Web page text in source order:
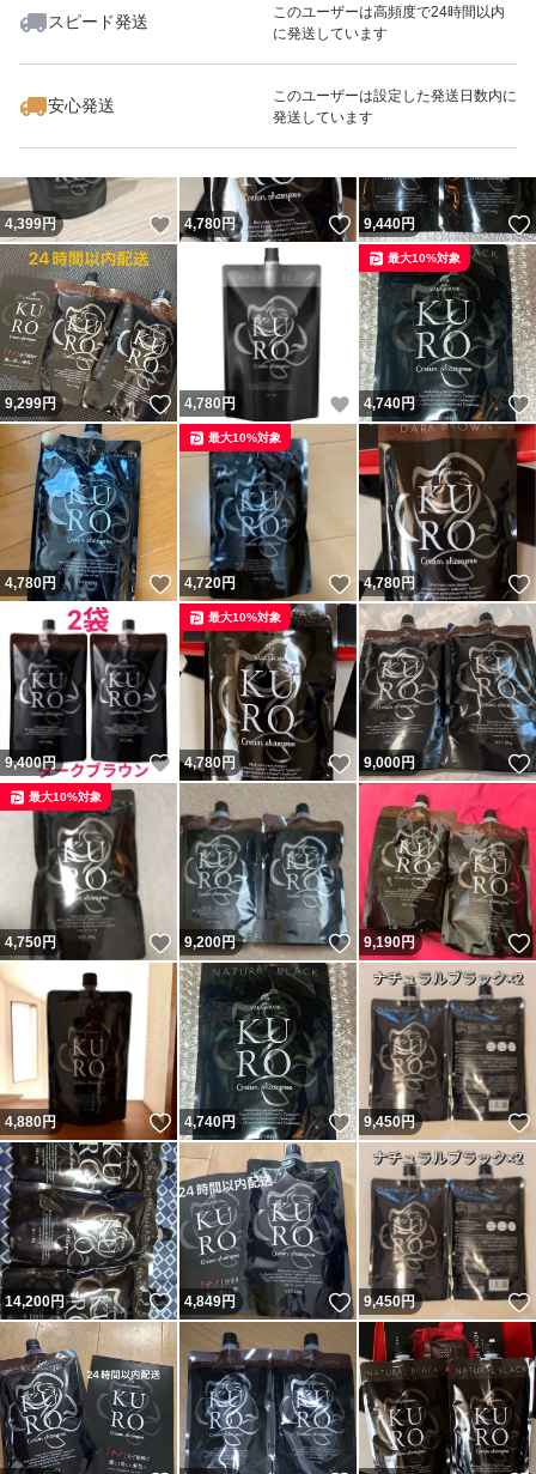
スピード発送
このユーザーは高頻度で24時間以内
に発送しています
安心発送
このユーザーは設定した発送日数内に
発送しています
いいね！
9,200
4,399円 いいね！
4,780円 いいね！
9,440円
9,299円 いいね！
4,780 円 いいね！
4,740円
最大10%対象
4,780円 いいね！
4,720円 いいね！
最大10%対象
4,780円
9,400円 いいね！
4,780円 いいね！
最大10%対象
9,000円
4,750円 いいね！
最大10%対象
9,200円 いいね！
9,190円
4,880円 いいね！
4,740円 いいね！
9,450円
14,200円 いいね！
4,849円 いいね！
9,450円